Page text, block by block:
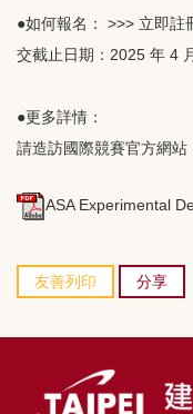
●如何報名： >>> 立即註
交截止日期：2025 年 4
●更多詳情：
請造訪國際競賽官方網
ASA Experimental
友善列印 分享